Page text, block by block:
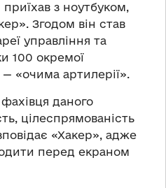
з ноутбуком,
Згодом він став
управління та
100 окремої
«очима артилерії».
даного
цілеспрямованість
«Хакер», адже
перед екраном